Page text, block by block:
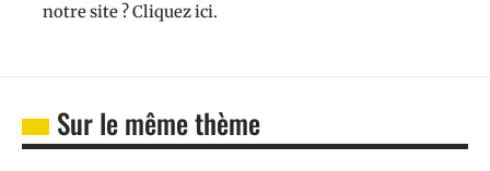
notre site ? Cliquez ici.
Sur le même thème